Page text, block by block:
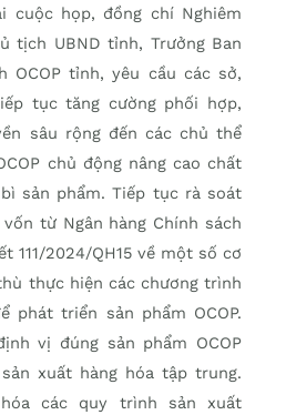
cuộc họp, đồng chí Nghiêm
tịch UBND tỉnh, Trưởng Ban
OCOP tỉnh, yêu cầu các sở,
tục tăng cường phối hợp,
sâu rộng đến các chủ thể
chủ động nâng cao chất
sản phẩm. Tiếp tục rà soát
từ Ngân hàng Chính sách
111/2024/QH15 về một số cơ
thực hiện các chương trình
phát triển sản phẩm OCOP.
vị đúng sản phẩm OCOP
xuất hàng hóa tập trung.
các quy trình sản xuất